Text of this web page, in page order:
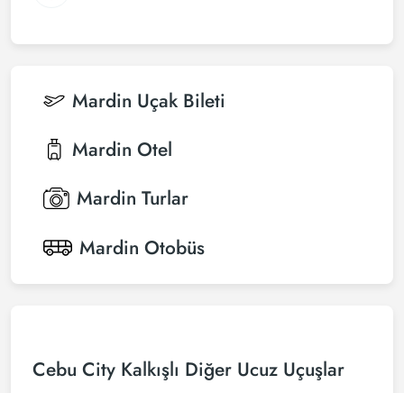
Mardin Uçak Bileti
Mardin Otel
Mardin Turlar
Mardin Otobüs
Cebu City Kalkışlı Diğer Ucuz Uçuşlar